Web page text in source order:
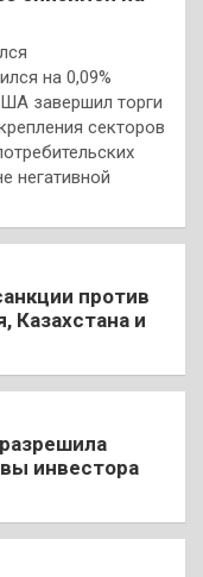
на 0,09%
завершил торги
секторов
негативной
против
Казахстана и
инвестора